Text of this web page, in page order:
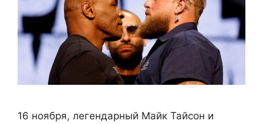
16 ноября, легендарный Майк Тайсон и